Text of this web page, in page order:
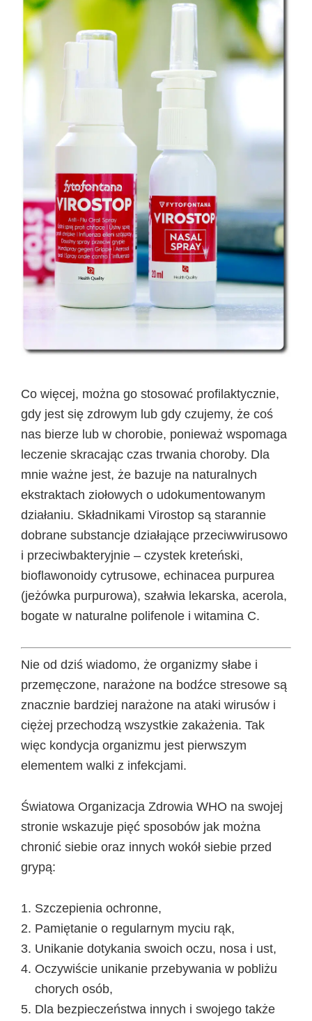
Co więcej, można go stosować profilaktycznie,
gdy jest się zdrowym lub gdy czujemy, że coś
nas bierze lub w chorobie, ponieważ wspomaga
leczenie skracając czas trwania choroby. Dla
mnie ważne jest, że bazuje na naturalnych
ekstraktach ziołowych o udokumentowanym
działaniu. Składnikami Virostop są starannie
dobrane substancje działające przeciwwirusowo
i przeciwbakteryjnie – czystek kreteński,
bioflawonoidy cytrusowe, echinacea purpurea
(jeżówka purpurowa), szałwia lekarska, acerola,
bogate w naturalne polifenole i witamina C.
Nie od dziś wiadomo, że organizmy słabe i
przemęczone, narażone na bodźce stresowe są
znacznie bardziej narażone na ataki wirusów i
ciężej przechodzą wszystkie zakażenia. Tak
więc kondycja organizmu jest pierwszym
elementem walki z infekcjami.
Światowa Organizacja Zdrowia WHO na swojej
stronie wskazuje pięć sposobów jak można
chronić siebie oraz innych wokół siebie przed
grypą:
Szczepienia ochronne,
Pamiętanie o regularnym myciu rąk,
Unikanie dotykania swoich oczu, nosa i ust,
Oczywiście unikanie przebywania w pobliżu
chorych osób,
Dla bezpieczeństwa innych i swojego także